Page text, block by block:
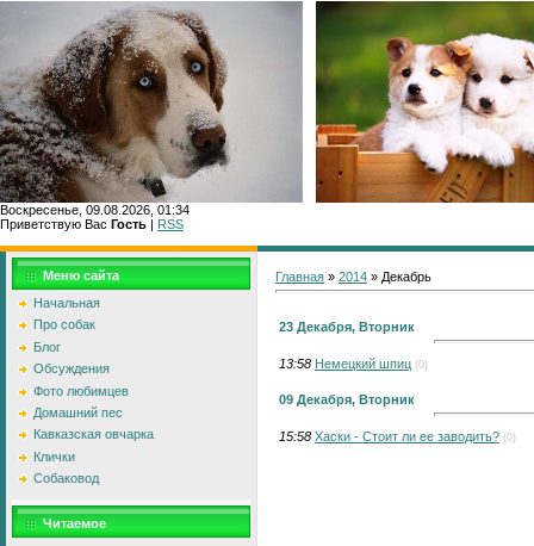
Воскресенье, 09.08.2026, 01:34
Приветствую Вас Гость | RSS
Меню сайта
Начальная
Про собак
Блог
Обсуждения
Фото любимцев
Домашний пес
Кавказская овчарка
Клички
Собаковод
Читаемое
Главная » 2014 » Декабрь
23 Декабря, Вторник
13:58 Немецкий шпиц (0)
09 Декабря, Вторник
15:58 Хаски - Стоит ли ее заводить? (0)